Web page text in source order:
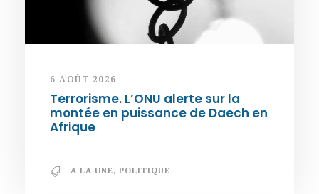
6 AOÛT 2026
Terrorisme. L’ONU alerte sur la
montée en puissance de Daech en
Afrique
A LA UNE, POLITIQUE